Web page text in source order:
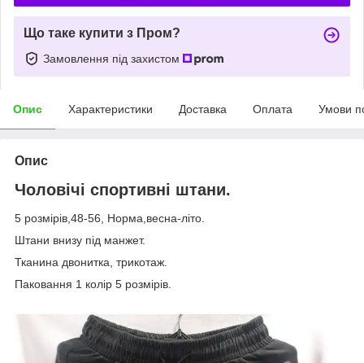
Що таке купити з Пром?
Замовлення під захистом
Опис Характеристики Доставка Оплата Умови
Опис
Чоловічі спортивні штани.
5 розмірів,48-56, Норма,весна-літо.
Штани внизу під манжет.
Тканина двонитка, трикотаж.
Паковання 1 колір 5 розмірів.